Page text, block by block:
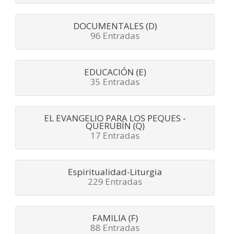
DOCUMENTALES (D)
96 Entradas
EDUCACIÓN (E)
35 Entradas
EL EVANGELIO PARA LOS PEQUES -
QUERUBÍN (Q)
17 Entradas
Espiritualidad-Liturgia
229 Entradas
FAMILIA (F)
88 Entradas